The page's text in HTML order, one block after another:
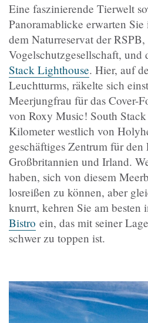
Eine faszinierende Tierwelt
Panoramablicke erwarten Sie
dem Naturreservat der
Vogelschutzgesellschaft, und
Stack Lighthouse. Hier, auf
Leuchtturms, räkelte sich
Meerjungfrau für das Cover-
von Roxy Music! South
Kilometer westlich von
geschäftiges Zentrum für
Großbritannien und Irland.
haben, sich von diesem
losreißen zu können, aber
knurrt, kehren Sie am besten
Bistro ein, das mit seiner
schwer zu toppen ist.